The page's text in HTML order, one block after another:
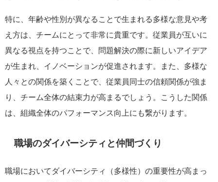
特に、年齢や性別が異なることで生まれる多様な意見や考
え方は、チームにとって非常に貴重です。従業員が互いに
異なる視点を持つことで、問題解決の際に新しいアイデア
が生まれ、イノベーションが促進されます。また、多様な
人々との関係を築くことで、従業員同士の信頼関係が強ま
り、チーム全体の結束力が高まるでしょう。こうした関係
は、組織全体のパフォーマンス向上にも繋がります。
職場のダイバーシティと仲間づくり
職場においてダイバーシティ（多様性）の重要性が高まっ